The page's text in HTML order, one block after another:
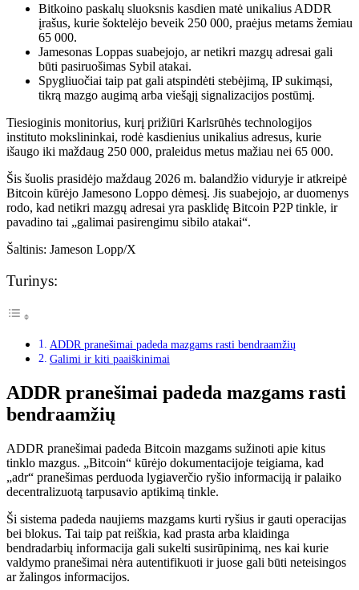
Bitkoino paskalų sluoksnis kasdien matė unikalius ADDR
įrašus, kurie šoktelėjo beveik 250 000, praėjus metams žemiau
65 000.
Jamesonas Loppas suabejojo, ar netikri mazgų adresai gali
būti pasiruošimas Sybil atakai.
Spygliuočiai taip pat gali atspindėti stebėjimą, IP sukimąsi,
tikrą mazgo augimą arba viešąjį signalizacijos postūmį.
Tiesioginis monitorius, kurį prižiūri Karlsrūhės technologijos
instituto mokslininkai, rodė kasdienius unikalius adresus, kurie
išaugo iki maždaug 250 000, praleidus metus mažiau nei 65 000.
Šis šuolis prasidėjo maždaug 2026 m. balandžio viduryje ir atkreipė
Bitcoin kūrėjo Jamesono Loppo dėmesį. Jis suabejojo, ar duomenys
rodo, kad netikri mazgų adresai yra pasklidę Bitcoin P2P tinkle, ir
pavadino tai „galimai pasirengimu sibilo atakai“.
Šaltinis: Jameson Lopp/X
Turinys:
ADDR pranešimai padeda mazgams rasti bendraamžių
Galimi ir kiti paaiškinimai
ADDR pranešimai padeda mazgams rasti
bendraamžių
ADDR pranešimai padeda Bitcoin mazgams sužinoti apie kitus
tinklo mazgus. „Bitcoin“ kūrėjo dokumentacijoje teigiama, kad
„adr“ pranešimas perduoda lygiaverčio ryšio informaciją ir palaiko
decentralizuotą tarpusavio aptikimą tinkle.
Ši sistema padeda naujiems mazgams kurti ryšius ir gauti operacijas
bei blokus. Tai taip pat reiškia, kad prasta arba klaidinga
bendradarbių informacija gali sukelti susirūpinimą, nes kai kurie
valdymo pranešimai nėra autentifikuoti ir juose gali būti neteisingos
ar žalingos informacijos.